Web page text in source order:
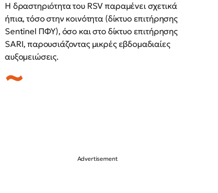
Η δραστηριότητα του RSV παραμένει σχετικά
ήπια, τόσο στην κοινότητα (δίκτυο επιτήρησης
Sentinel ΠΦΥ), όσο και στο δίκτυο επιτήρησης
SARI, παρουσιάζοντας μικρές εβδομαδιαίες
αυξομειώσεις.